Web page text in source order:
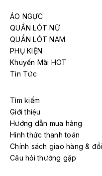
ÁO NGỰC
QUẦN LÓT NỮ
QUẦN LÓT NAM
PHỤ KIỆN
Khuyến Mãi HOT
Tin Tức
Tìm kiếm
Giới thiệu
Hướng dẫn mua hàng
Hình thức thanh toán
Chính sách giao hàng &
Câu hỏi thường gặp